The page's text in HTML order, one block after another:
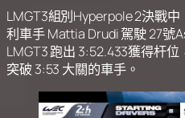
LMGT3組別Hyperpole 2決戰
利車手 Mattia Drudi 駕駛 27號
LMGT3 跑出 3:52.433獲得杆
突破 3:53 大關的車手。